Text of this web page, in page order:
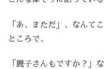
「あ、まただ」、なんて
ところで、
「麗子さんもですか？」